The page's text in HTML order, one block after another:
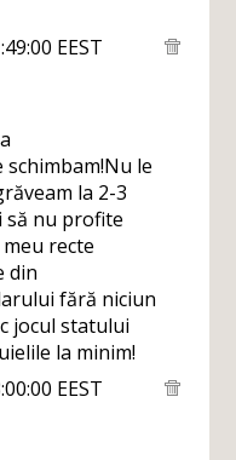
EEST
le
la 2-3
să nu profite
recte
din
fără niciun
jocul statului
la minim!
EEST